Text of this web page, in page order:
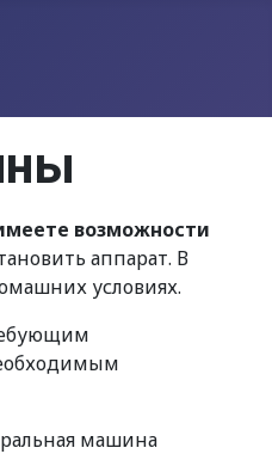
возможности
аппарат. В
условиях.
машина